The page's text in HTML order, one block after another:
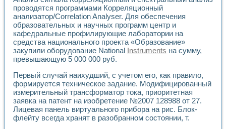
Лабораторный практикум по ИНС на основе LabVIEW
Лабораторный практикум по основам теории коммутации
Опыт использования NI LabVIEW для создания
Применение LabVIEW для исследования течения в
Создание виртуальной работы «Изучение магнитных
Обратный маятник
Лабораторный практикум: изучение адиабатического
Стенд для исследования электрических переходных
Система статистической обработки результатов
Автоматизация лазерно-плазменных измерений с
Модельно-измерительный комплекс. Назначение. Состав.
проводятся программами Корреляционный
анализатор/Correlation Analyser. Для обеспечения
образовательных и научных программ центр и
кафедральные профилирующие лаборатории на
средства национального проекта «Образование»
закупили оборудование National Instruments на сумму,
превышающую 5 000 000 руб.
Первый случай наихудший, с учетом его, как правило,
формируется техническое задание. Модифицированный
измерительный трансформатор тока, приоритетная
заявка на патент на изобретение №2007 128988 от 27.
Лицевая панель виртуального прибора на рис. Блок-
флейту всегда хранят в разобранном состоянии, т.